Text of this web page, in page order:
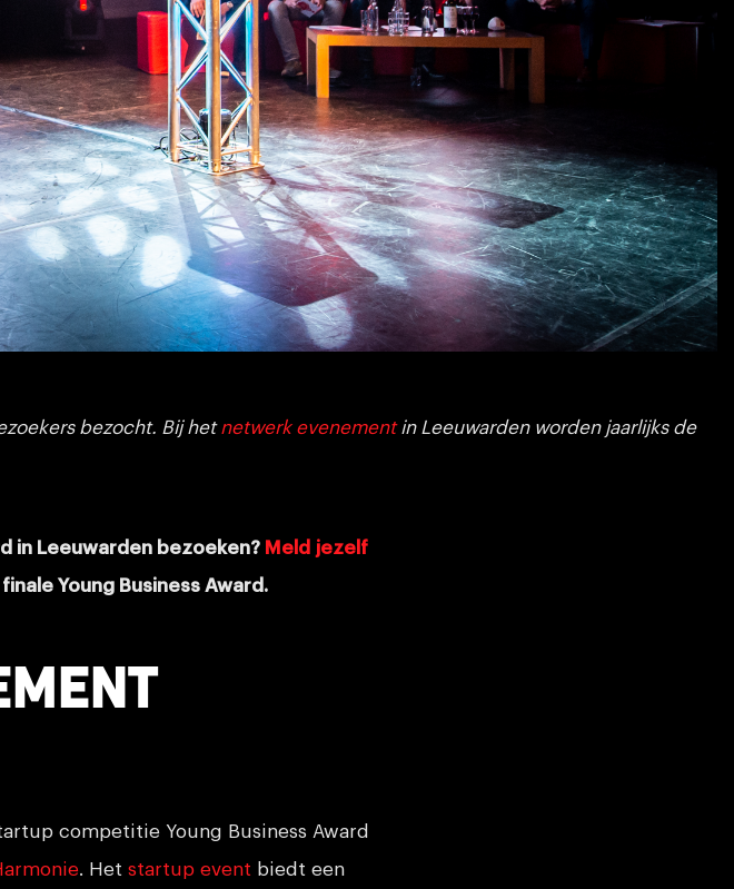
bezocht. Bij hetnetwerk evenementin Leeuwarden worden jaarlijks de
in Leeuwarden bezoeken? Meld jezelf
Young Business Award.
competitie Young Business Award
. Het startup event biedt een